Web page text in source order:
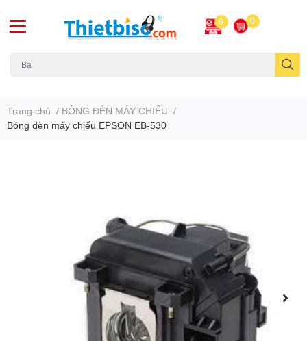
0 0
Trang chủ / BÓNG ĐÈN MÁY CHIẾU /
Bóng đèn máy chiếu EPSON EB-530